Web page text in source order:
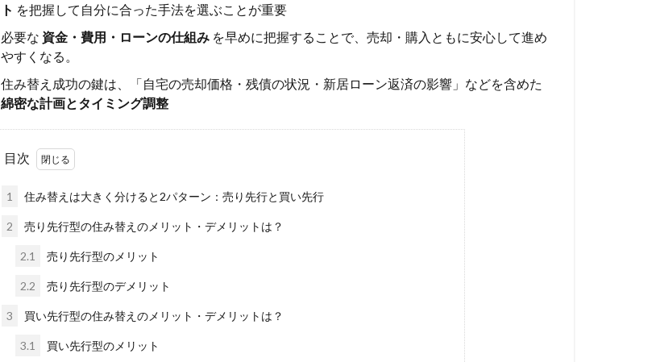
ト を把握して自分に合った手法を選ぶことが重要
必要な 資金・費用・ローンの仕組み を早めに把握することで、売却・購入ともに安心して進め
やすくなる。
住み替え成功の鍵は、「自宅の売却価格・残債の状況・新居ローン返済の影響」などを含めた
綿密な計画とタイミング調整
目次
1 住み替えは大きく分けると2パターン：売り先行と買い先行
2 売り先行型の住み替えのメリット・デメリットは？
2.1 売り先行型のメリット
2.2 売り先行型のデメリット
3 買い先行型の住み替えのメリット・デメリットは？
3.1 買い先行型のメリット